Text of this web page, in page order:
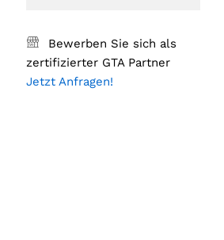
Bewerben Sie sich als
zertifizierter GTA Partner
Jetzt Anfragen!